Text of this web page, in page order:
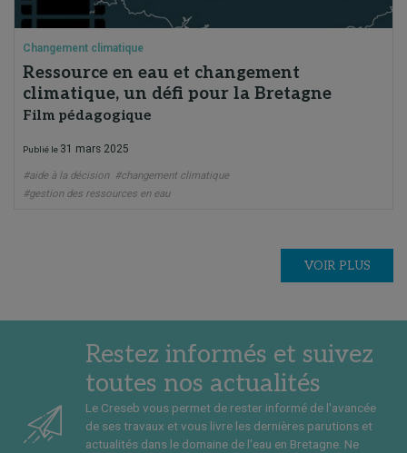
Changement climatique
Ressource en eau et changement
climatique, un défi pour la Bretagne
Film pédagogique
Publié le 31 mars 2025
#aide à la décision
#changement climatique
#gestion des ressources en eau
VOIR PLUS
Restez informés et suivez
toutes nos actualités
Le Creseb vous permet de rester informé de l'avancée
de ses travaux et vous livre les dernières parutions et
actualités dans le domaine de l'eau en Bretagne. Ne